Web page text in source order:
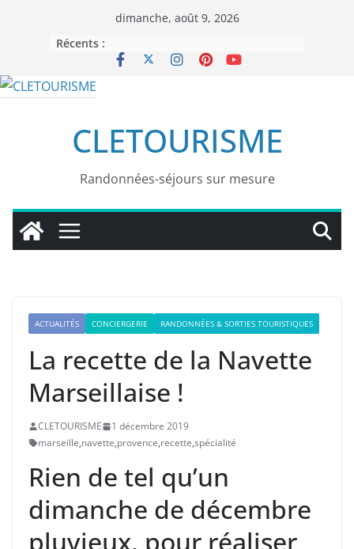
dimanche, août 9, 2026
Récents :
CLETOURISME
Randonnées-séjours sur mesure
ACTUALITÉS CONCIERGERIE RANDONNÉES & SORTIES TOURISTIQUES
La recette de la Navette
Marseillaise !
CLETOURISME
1 décembre 2019
marseille,navette,provence,recette,spécialité
Rien de tel qu’un
dimanche de décembre
pluvieux, pour réaliser